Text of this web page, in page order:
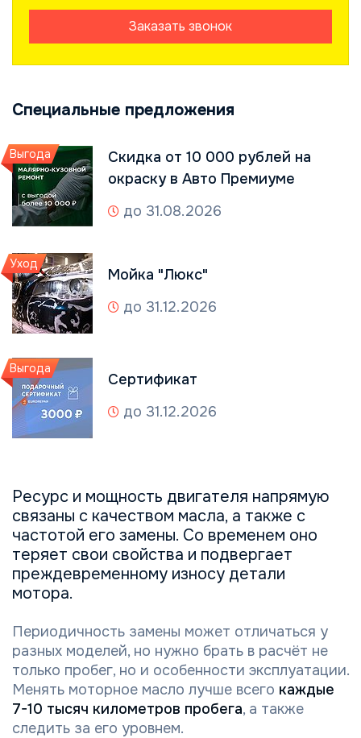
Ресурс и мощность двигателя напрямую
связаны с качеством масла, а также с
частотой его замены. Со временем оно
теряет свои свойства и подвергает
преждевременному износу детали
мотора.
Периодичность замены может отличаться у
разных моделей, но нужно брать в расчёт не
только пробег, но и особенности эксплуатации.
Менять моторное масло лучше всего каждые
7-10 тысяч километров пробега, а также
следить за его уровнем.
Заказать звонок
Специальные предложения
Выгода
Скидка от 10 000 рублей на
окраску в Авто Премиуме
до 31.08.2026
Уход
Мойка "Люкс"
до 31.12.2026
Выгода
Сертификат
до 31.12.2026